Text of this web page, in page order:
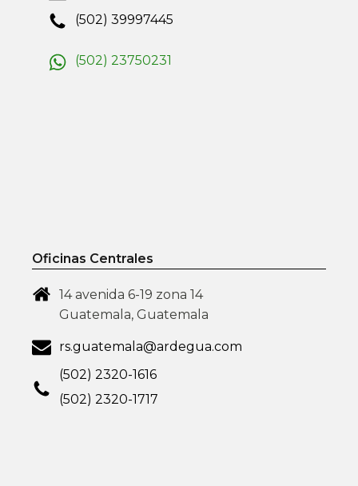
(502) 39997445
(502) 23750231
Oficinas Centrales
14 avenida 6-19 zona 14
Guatemala, Guatemala
rs.guatemala@ardegua.com
(502) 2320-1616
(502) 2320-1717